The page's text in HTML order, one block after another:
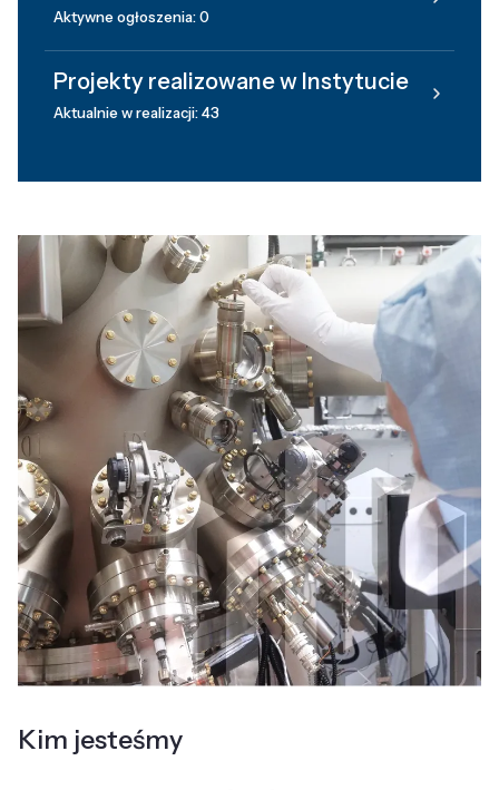
Aktywne ogłoszenia: 0
Projekty realizowane w Instytucie
Aktualnie w realizacji: 43
Kim jesteśmy